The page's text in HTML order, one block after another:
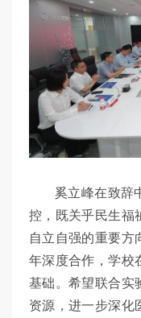
奚立峰在致辞
控，既关乎民生福
自立自强的重要方
年深度合作，学校
基础。希望联合实
资源，进一步深化